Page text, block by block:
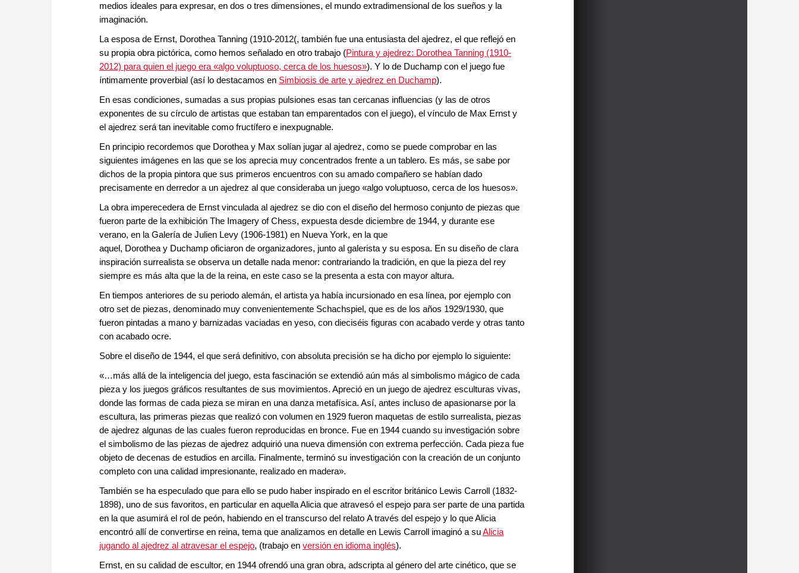
medios ideales para expresar, en dos o tres dimensiones, el mundo extradimensional de los sueños y la
imaginación.
La esposa de Ernst, Dorothea Tanning (1910-2012(, también fue una entusiasta del ajedrez, el que reflejó en
su propia obra pictórica, como hemos señalado en otro trabajo (Pintura y ajedrez: Dorothea Tanning (1910-
2012) para quien el juego era «algo voluptuoso, cerca de los huesos»). Y lo de Duchamp con el juego fue
íntimamente proverbial (así lo destacamos en Simbiosis de arte y ajedrez en Duchamp).
En esas condiciones, sumadas a sus propias pulsiones esas tan cercanas influencias (y las de otros
exponentes de su círculo de artistas que estaban tan emparentados con el juego), el vínculo de Max Ernst y
el ajedrez será tan inevitable como fructífero e inexpugnable.
En principio recordemos que Dorothea y Max solían jugar al ajedrez, como se puede comprobar en las
siguientes imágenes en las que se los aprecia muy concentrados frente a un tablero. Es más, se sabe por
dichos de la propia pintora que sus primeros encuentros con su amado compañero se habían dado
precisamente en derredor a un ajedrez al que consideraba un juego «algo voluptuoso, cerca de los huesos».
La obra imperecedera de Ernst vinculada al ajedrez se dio con el diseño del hermoso conjunto de piezas que
fueron parte de la exhibición The Imagery of Chess, expuesta desde diciembre de 1944, y durante ese
verano, en la Galería de Julien Levy (1906-1981) en Nueva York, en la que
aquel, Dorothea y Duchamp oficiaron de organizadores, junto al galerista y su esposa. En su diseño de clara
inspiración surrealista se observa un detalle nada menor: contrariando la tradición, en que la pieza del rey
siempre es más alta que la de la reina, en este caso se la presenta a esta con mayor altura.
En tiempos anteriores de su periodo alemán, el artista ya había incursionado en esa línea, por ejemplo con
otro set de piezas, denominado muy convenientemente Schachspiel, que es de los años 1929/1930, que
fueron pintadas a mano y barnizadas vaciadas en yeso, con dieciséis figuras con acabado verde y otras tanto
con acabado ocre.
Sobre el diseño de 1944, el que será definitivo, con absoluta precisión se ha dicho por ejemplo lo siguiente:
«…más allá de la inteligencia del juego, esta fascinación se extendió aún más al simbolismo mágico de cada
pieza y los juegos gráficos resultantes de sus movimientos. Apreció en un juego de ajedrez esculturas vivas,
donde las formas de cada pieza se miran en una danza metafísica. Así, antes incluso de apasionarse por la
escultura, las primeras piezas que realizó con volumen en 1929 fueron maquetas de estilo surrealista, piezas
de ajedrez algunas de las cuales fueron reproducidas en bronce. Fue en 1944 cuando su investigación sobre
el simbolismo de las piezas de ajedrez adquirió una nueva dimensión con extrema perfección. Cada pieza fue
objeto de decenas de estudios en arcilla. Finalmente, terminó su investigación con la creación de un conjunto
completo con una calidad impresionante, realizado en madera».
También se ha especulado que para ello se pudo haber inspirado en el escritor británico Lewis Carroll (1832-
1898), uno de sus favoritos, en particular en aquella Alicia que atravesó el espejo para ser parte de una partida
en la que asumirá el rol de peón, habiendo en el transcurso del relato A través del espejo y lo que Alicia
encontró allí de convertirse en reina, tema que analizamos en detalle en Lewis Carroll imaginó a suAlicia
jugando al ajedrez al atravesar el espejo, (trabajo en versión en idioma inglés).
Ernst, en su calidad de escultor, en 1944 ofrendó una gran obra, adscripta al género del arte cinético, que se